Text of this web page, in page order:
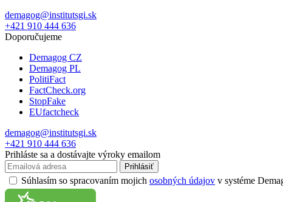
demagog@institutsgi.sk
+421 910 444 636
Doporučujeme
Demagog CZ
Demagog PL
PolitiFact
FactCheck.org
StopFake
EUfactcheck
demagog@institutsgi.sk
+421 910 444 636
Prihláste sa a dostávajte výroky emailom
Prihlásiť
Súhlasím so spracovaním mojich osobných údajov v systéme